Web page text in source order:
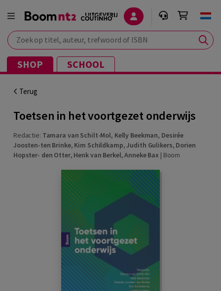
Zoek op titel, auteur, trefwoord of ISBN
SHOP SCHOOL
Terug
Toetsen in het voortgezet onderwijs
Redactie: Tamara van Schilt-Mol, Kelly Beekman, Desirée
Joosten-ten Brinke, Kim Schildkamp,Judith Gulikers, Dorien
Hopster- den Otter, Henk van Berkel,Anneke Bax | Boom